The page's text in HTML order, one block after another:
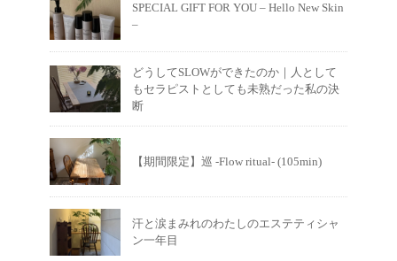
SPECIAL GIFT FOR YOU – Hello New Skin
–
どうしてSLOWができたのか｜人として
もセラピストとしても未熟だった私の決
断
【期間限定】巡 -Flow ritual- (105min)
汗と涙まみれのわたしのエステティシャ
ン一年目